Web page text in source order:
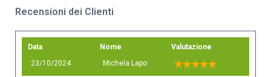
Recensioni dei Clienti
Data
23/10/2024
Nome
Michela Lapo
Valutazione